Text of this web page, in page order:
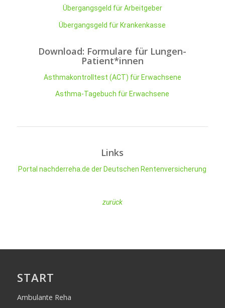
Übergangsgeld für Arbeitgeber
Übergangsgeld für Krankenkasse
Download: Formulare für Lungen-
Patient*innen
Asthmakontrolltest (ACT) für Erwachsene
Asthma-Tagebuch für Erwachsene
Links
Portal nachderreha.de der Deutschen Rentenversicherung
zurück
START
Ambulante Reha